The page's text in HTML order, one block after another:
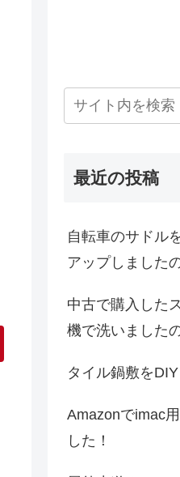
最近の投稿
自転車のサドル
アップしました
中古で購入した
機で洗いました
タイル鍋敷を
Amazonでimac
した！